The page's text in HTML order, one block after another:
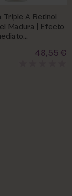
Triple A Retinol
Madura | Efecto
48,55 €